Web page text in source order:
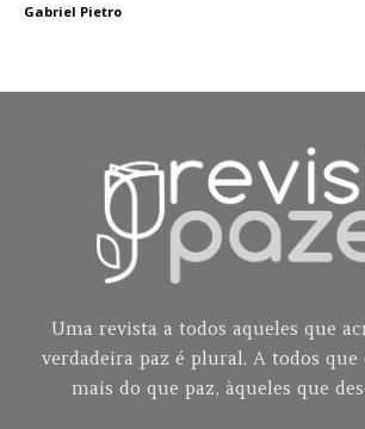
Gabriel Pietro
Uma revista a todos aqueles que
verdadeira paz é plural. A todos
mais do que paz, àqueles que